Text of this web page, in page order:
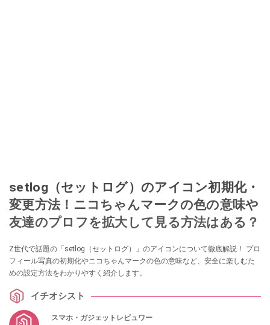
setlog（セットログ）のアイコン初期化・
変更方法！ニコちゃんマークの色の意味や
友達のプロフを拡大して見る方法はある？
Z世代で話題の「setlog（セットログ）」のアイコンについて徹底解説！ プロ
フィール写真の初期化やニコちゃんマークの色の意味など、安全に楽しむた
めの設定方法をわかりやすく紹介します。
イチオシスト
スマホ・ガジェットレビュワー